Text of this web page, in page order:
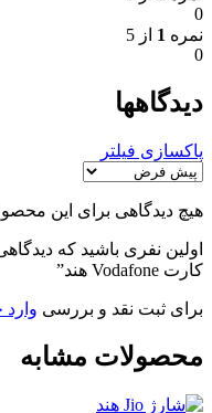
0
نمره 1 از 5
0
دیدگاهها
پاکسازی فیلتر
هیچ دیدگاهی برای این
اولین نفری باشید که
کارت Vodafone هند”
برای ثبت نقد و بررسی
محصولات مشابه